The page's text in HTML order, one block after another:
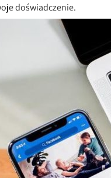
doświadczenie.